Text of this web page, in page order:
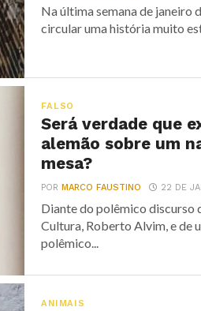
Na última semana de janeiro
circular uma história muito
FALSO
Será verdade que
alemão sobre um
mesa?
PORMARCO FAUSTINO 22 DE
Diante do polêmico discurso
Cultura, Roberto Alvim, e de
polêmico...
ANIMAIS